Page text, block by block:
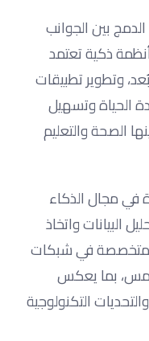
بين الجوانب
ذكية تعتمد
وتطوير تطبيقات
الحياة وتسهيل
الصحة والتعليم
في مجال الذكاء
البيانات واتخاذ
متخصصة في شبكات
بما يعكس
التكنولوجية